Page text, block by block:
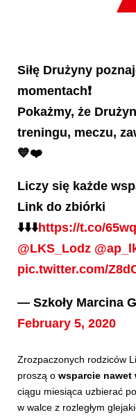
Siłę Drużyny
momentach❗️
Pokażmy, że
treningu, meczu,
💙❤️
Liczy się każde
Link do zbiórki
⬇️⬇️⬇️https://t.co/
@LKS_Lodz
pic.twitter.com/
— Szkoły Marcina
February 5, 2020
Zrozpaczonych rodziców
proszą o wsparcie nawet
ciągu miesiąca uzbierać
w walce z rozległym